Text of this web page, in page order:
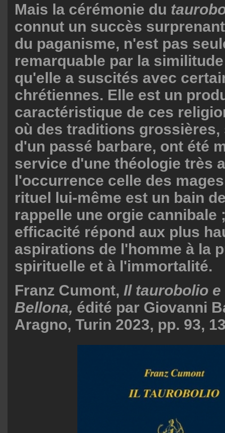
Mais la cérémonie du
connut un succès
du paganisme, n'est pas
remarquable par la
qu'elle a suscités avec
chrétiennes. Elle est un
caractéristique de ces
où des traditions
d'un passé barbare, ont été
service d'une théologie très
l'occurrence celle des
rituel lui-même est un bain
rappelle une orgie cannibale
efficacité répond aux plus
aspirations de l'homme à la
spirituelle et à l'immortalité.
Franz Cumont, Il taurobolio
Bellona, édité par Giovanni
Aragno, Turin 2023, pp. 93,